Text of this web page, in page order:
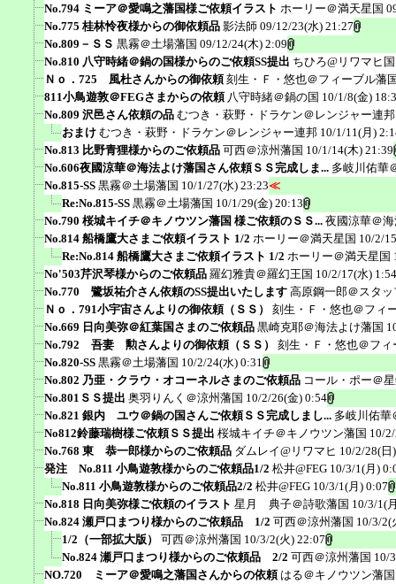
No.794 ミーア＠愛鳴之藩国様ご依頼イラスト ホーリー＠満天星国
No.775 桂林怜夜様からの御依頼品 影法師 09/12/23(水) 21:27
No.809－ＳＳ 黒霧＠土場藩国 09/12/24(木) 2:09
No.810 八守時緒＠鍋の国様からのご依頼SS提出 ちひろ@リワマヒ国
Ｎｏ．725 風杜さんからの御依頼 刻生・Ｆ・悠也＠フィーブル藩
811小鳥遊敦＠FEGさまからの依頼 八守時緒＠鍋の国 10/1/8(金)
No.809 沢邑さん依頼の品 むつき・萩野・ドラケン＠レンジャー連邦
おまけ むつき・萩野・ドラケン＠レンジャー連邦 10/1/11(月)
No.813 比野青狸様からのご依頼品 可西＠涼州藩国 10/1/14(木) 21:39
No.606夜國涼華＠海法よけ藩国さん依頼ＳＳ完成しま... 多岐川佑華
No.815-SS 黒霧＠土場藩国 10/1/27(水) 23:23≪
Re:No.815-SS 黒霧＠土場藩国 10/1/29(金) 20:13
No.790 桜城キイチ＠キノウツン藩国 様ご依頼のＳＳ... 夜國涼華＠
No.814 船橋鷹大さまご依頼イラスト 1/2 ホーリー＠満天星国 10/2/
Re:No.814 船橋鷹大さまご依頼イラスト 1/2 ホーリー＠満天星国
No'503芹沢琴様からのご依頼品 羅幻雅貴＠羅幻王国 10/2/17(水) 1:54
No.770 鷺坂祐介さん依頼のSS提出いたします 高原鋼一郎＠スタッ
Ｎｏ．791小宇宙さんよりの御依頼（ＳＳ）
刻生・Ｆ・悠也＠フィ
No.669 日向美弥＠紅葉国さまのご依頼品 黒崎克耶＠海法よけ藩国
No.792 吾妻 勲さんよりの御依頼（ＳＳ）
刻生・Ｆ・悠也＠フィ
No.820-SS 黒霧＠土場藩国 10/2/24(水) 0:31
No.802 乃亜・クラウ・オコーネルさまのご依頼品 コール・ポー＠
No.801ＳＳ提出 奥羽りんく＠涼州藩国 10/2/26(金) 0:54
No.821 銀内 ユウ＠鍋の国さんご依頼ＳＳ完成しまし... 多岐川佑華
No812鈴藤瑞樹様ご依頼ＳＳ提出 桜城キイチ＠キノウツン藩国 10/
No.768 東 恭一郎様からのご依頼品 ダムレイ@リワマヒ 10/2/28(日
発注 No.811 小鳥遊敦様からのご依頼品1/2 松井@FEG 10/3/1(月)
No.811 小鳥遊敦様からのご依頼品2/2 松井@FEG 10/3/1(月) 0:07
No.818 日向美弥様ご依頼のイラスト 星月 典子＠詩歌藩国 10/3/1(
No.824 瀬戸口まつり様からのご依頼品 1/2 可西＠涼州藩国 10/3/2(
1/2（一部拡大版）
可西＠涼州藩国 10/3/2(火) 22:07
No.824 瀬戸口まつり様からのご依頼品 2/2 可西＠涼州藩国 10/
NO.720 ミーア＠愛鳴之藩国さんからの依頼 はる＠キノウツン藩国